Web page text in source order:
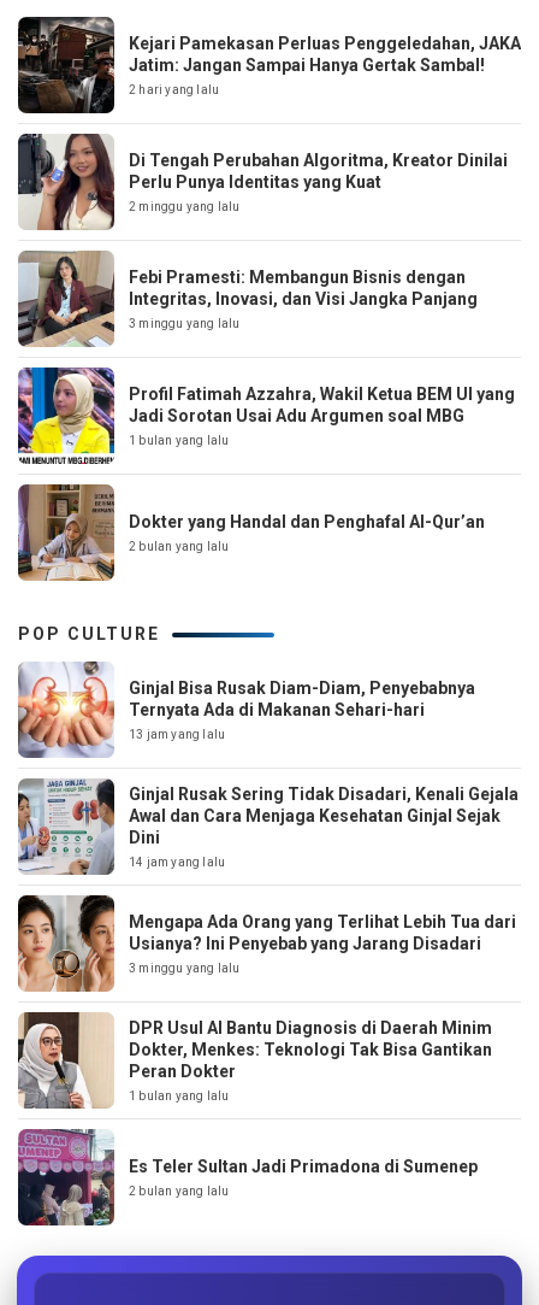
Kejari Pamekasan Perluas Penggeledahan, JAKA
Jatim: Jangan Sampai Hanya Gertak Sambal!
2 hari yang lalu
Di Tengah Perubahan Algoritma, Kreator Dinilai
Perlu Punya Identitas yang Kuat
2 minggu yang lalu
Febi Pramesti: Membangun Bisnis dengan
Integritas, Inovasi, dan Visi Jangka Panjang
3 minggu yang lalu
Profil Fatimah Azzahra, Wakil Ketua BEM UI yang
Jadi Sorotan Usai Adu Argumen soal MBG
1 bulan yang lalu
Dokter yang Handal dan Penghafal Al-Qur’an
2 bulan yang lalu
POP CULTURE
Ginjal Bisa Rusak Diam-Diam, Penyebabnya
Ternyata Ada di Makanan Sehari-hari
13 jam yang lalu
Ginjal Rusak Sering Tidak Disadari, Kenali Gejala
Awal dan Cara Menjaga Kesehatan Ginjal Sejak
Dini
14 jam yang lalu
Mengapa Ada Orang yang Terlihat Lebih Tua dari
Usianya? Ini Penyebab yang Jarang Disadari
3 minggu yang lalu
DPR Usul AI Bantu Diagnosis di Daerah Minim
Dokter, Menkes: Teknologi Tak Bisa Gantikan
Peran Dokter
1 bulan yang lalu
Es Teler Sultan Jadi Primadona di Sumenep
2 bulan yang lalu